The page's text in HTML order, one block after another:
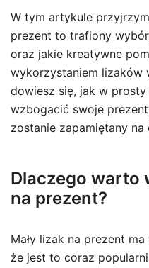
W tym artykule
prezent to trafiony
oraz jakie kreatywne
wykorzystaniem lizaków
dowiesz się, jak w
wzbogacić swoje
zostanie zapamiętany na
Dlaczego warto
na prezent?
Mały lizak na prezent
że jest to coraz